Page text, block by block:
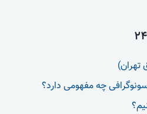
تهران)
چه مفهومی دارد؟